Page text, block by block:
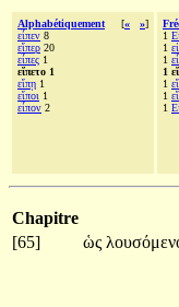
Alphabétiquement [« »]
εἶπεν 8
εἴπερ 20
εἶπες 1
εἵπετο 1
εἴπῃ 1
εἴποι 1
εἶπον 2
1
1
1
1
1
1
1
Chapitre
[65]
ὡς